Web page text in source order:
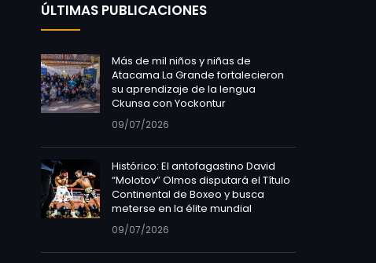
ÚLTIMAS PUBLICACIONES
Más de mil niños y niñas de
Atacama La Grande fortalecieron
su aprendizaje de la lengua
Ckunsa con Yockontur
09/07/2026
Histórico: El antofagastino David
“Molotov” Olmos disputará el Título
Continental de Boxeo y busca
meterse en la élite mundial
09/07/2026